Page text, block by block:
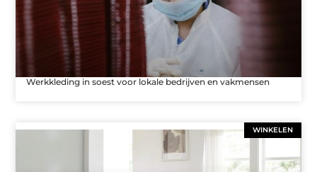
Werkkleding in soest voor lokale bedrijven en vakmensen
WINKELEN